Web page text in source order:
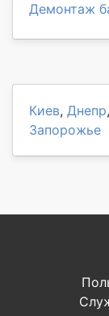
Демонтаж
Киев, Днепр,
Запорожье